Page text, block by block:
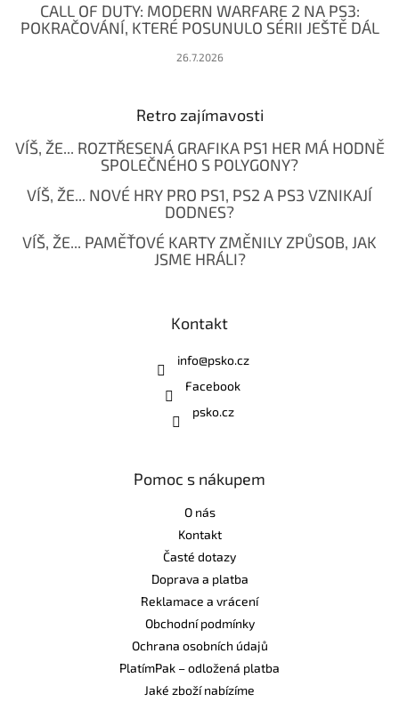
CALL OF DUTY: MODERN WARFARE 2 NA PS3:
POKRAČOVÁNÍ, KTERÉ POSUNULO SÉRII JEŠTĚ DÁL
26.7.2026
Retro zajímavosti
VÍŠ, ŽE... ROZTŘESENÁ GRAFIKA PS1 HER MÁ HODNĚ
SPOLEČNÉHO S POLYGONY?
VÍŠ, ŽE... NOVÉ HRY PRO PS1, PS2 A PS3 VZNIKAJÍ
DODNES?
VÍŠ, ŽE... PAMĚŤOVÉ KARTY ZMĚNILY ZPŮSOB, JAK
JSME HRÁLI?
Kontakt
info@psko.cz
Facebook
psko.cz
Pomoc s nákupem
O nás
Kontakt
Časté dotazy
Doprava a platba
Reklamace a vrácení
Obchodní podmínky
Ochrana osobních údajů
PlatímPak – odložená platba
Jaké zboží nabízíme